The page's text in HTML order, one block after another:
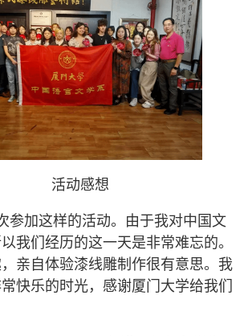
活动感想
参加这样的活动。由于我对中国文
我们经历的这一天是非常难忘的。
亲自体验漆线雕制作很有意思。我
快乐的时光，感谢厦门大学给我们